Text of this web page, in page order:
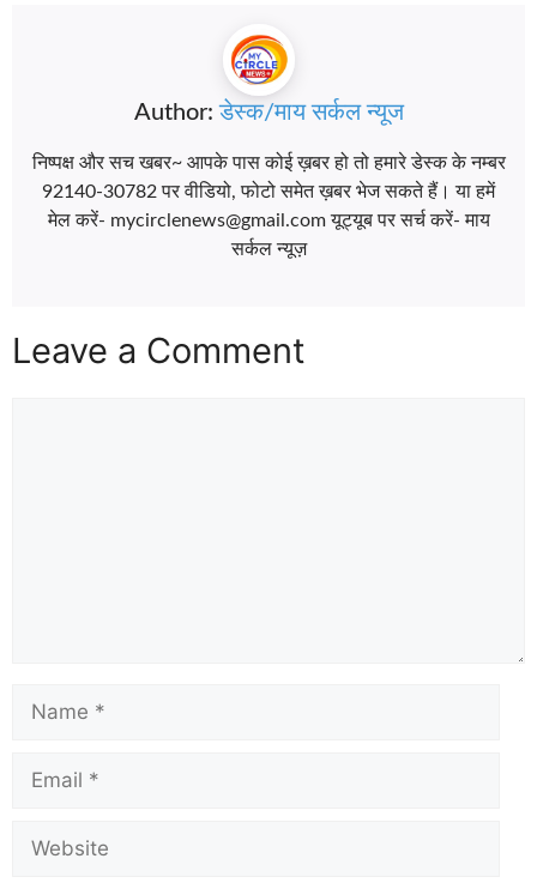
Author:डेस्क/माय सर्कल न्यूज
निष्पक्ष और सच खबर~ आपके पास कोई ख़बर हो तो हमारे डेस्क के नम्बर
92140-30782 पर वीडियो, फोटो समेत ख़बर भेज सकते हैं। या हमें
मेल करें- mycirclenews@gmail.com यूट्यूब पर सर्च करें- माय
सर्कल न्यूज़
Leave a Comment